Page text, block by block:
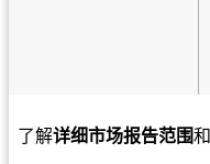
了解详细市场报告范围和